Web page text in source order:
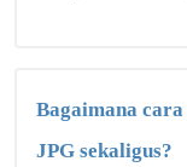
Bagaimana
JPG sekaligus?